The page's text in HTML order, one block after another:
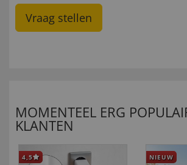
Vraag stellen
MOMENTEEL ERG
KLANTEN
4,5 NIEUW